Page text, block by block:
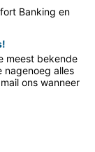
Banking en
meest bekende
nagenoeg alles
ons wanneer